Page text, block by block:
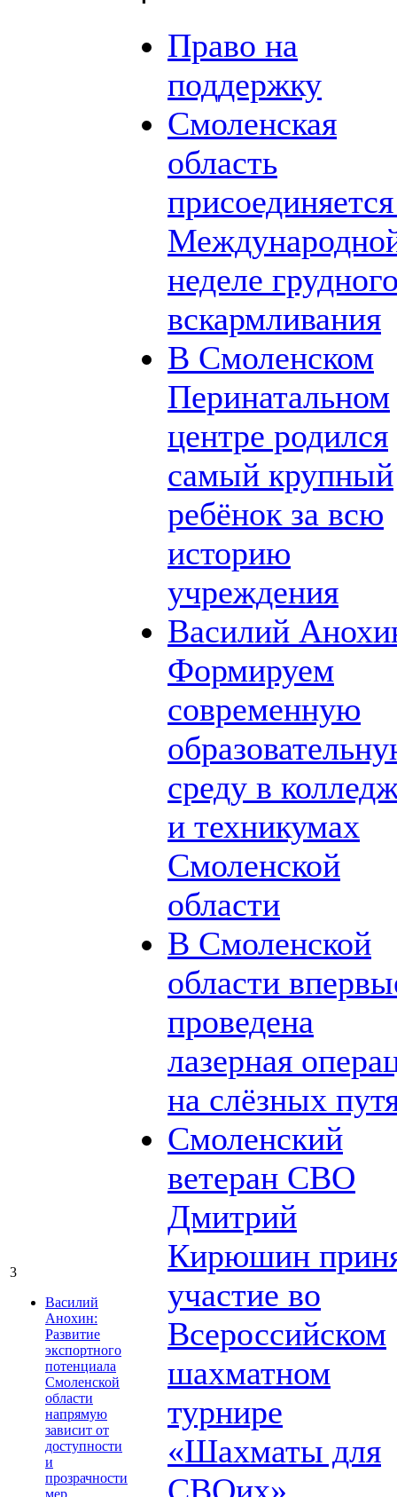
3
Василий
Анохин:
Развитие
экспортного
потенциала
Смоленской
области
напрямую
зависит от
доступности
и
прозрачности
мер
Право на
поддержку
Смоленская
область
неделе
вскармливания
В Смоленском
Перинатальном
центре родился
самый крупный
ребёнок за всю
историю
учреждения
Василий
Формируем
современную
среду в
и техникумах
Смоленской
области
В Смоленской
области
проведена
лазерная
на слёзных
Смоленский
ветеран СВО
Дмитрий
Кирюшин
участие во
Всероссийском
шахматном
турнире
«Шахматы для